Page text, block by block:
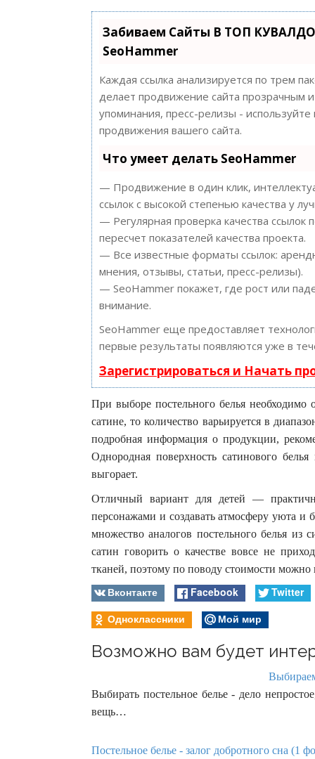
Забиваем Сайты В ТОП
SeoHammer
Каждая ссылка анализируется по трем
делает продвижение сайта прозрачным
упоминания, пресс-релизы -
продвижения вашего сайта.
Что умеет делать SeoHammer
— Продвижение в один клик,
ссылок с высокой степенью качества у
— Регулярная проверка качества
пересчет показателей качества проекта.
— Все известные форматы ссылок:
мнения, отзывы, статьи, пресс-релизы).
— SeoHammer покажет, где рост или
внимание.
SeoHammer еще предоставляет
первые результаты появляются уже в
Зарегистрироваться и Начать
При выборе постельного белья
сатине, то количество варьируется в
подробная информация о продукции,
Однородная поверхность сатинового
выгорает.
Отличный вариант для детей —
персонажами и создавать атмосферу уюта и
множество аналогов постельного белья
сатин говорить о качестве вовсе не
тканей, поэтому по поводу стоимости можно
Вконтакте Facebook
Twitter
Одноклассники
Мой мир
Возможно вам будет
Выбирать постельное белье - дело
вещь…
Постельное белье - залог добротного сна (1